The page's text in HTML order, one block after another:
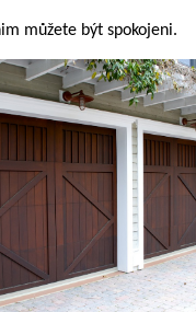
můžete být spokojeni.